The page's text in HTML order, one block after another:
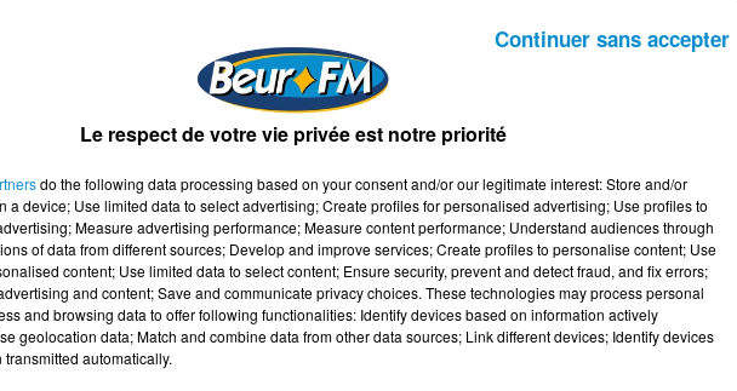
ET EN GUÉRIR (ANNE CLOTILDE ZIÉGLER)
Le respect de votre vie privée est notre priorité
do the following data processing based on your consent and/or our legitimate interest: Store and/or
a device; Use limited data to select advertising; Create profiles for personalised advertising; Use profiles to
Measure advertising performance; Measure content performance; Understand audiences through
of data from different sources; Develop and improve services; Create profiles to personalise content; Use
content; Use limited data to select content; Ensure security, prevent and detect fraud, and fix errors;
and content; Save and communicate privacy choices. These technologies may process personal
and browsing data to offer following functionalities: Identify devices based on information actively
geolocation data; Match and combine data from other data sources; Link different devices; Identify devices
automatically.
Continuer sans accepter